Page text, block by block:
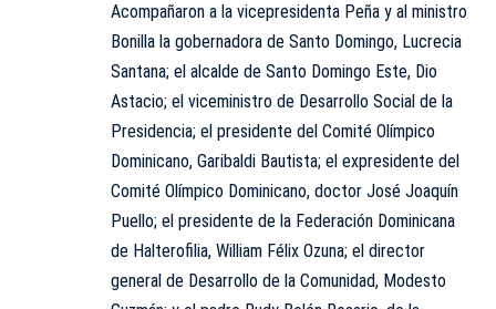
Acompañaron a la vicepresidenta Peña y al ministro
Bonilla la gobernadora de Santo Domingo, Lucrecia
Santana; el alcalde de Santo Domingo Este, Dio
Astacio; el viceministro de Desarrollo Social de la
Presidencia; el presidente del Comité Olímpico
Dominicano, Garibaldi Bautista; el expresidente del
Comité Olímpico Dominicano, doctor José Joaquín
Puello; el presidente de la Federación Dominicana
de Halterofilia, William Félix Ozuna; el director
general de Desarrollo de la Comunidad, Modesto